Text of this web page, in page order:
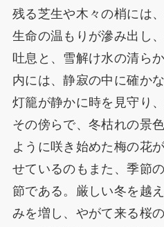
残る芝生や木々の梢には
生命の温もりが滲み出し
吐息と、雪解け水の清ら
内には、静寂の中に確か
灯籠が静かに時を見守り
その傍らで、冬枯れの景
ように咲き始めた梅の花
せているのもまた、季節
節である。厳しい冬を越
みを増し、やがて来る桜